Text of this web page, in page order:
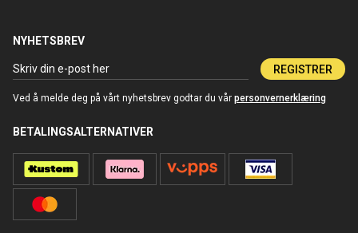
NYHETSBREV
REGISTRER
Ved å melde deg på vårt nyhetsbrev godtar du vår personvernerklæring
BETALINGSALTERNATIVER